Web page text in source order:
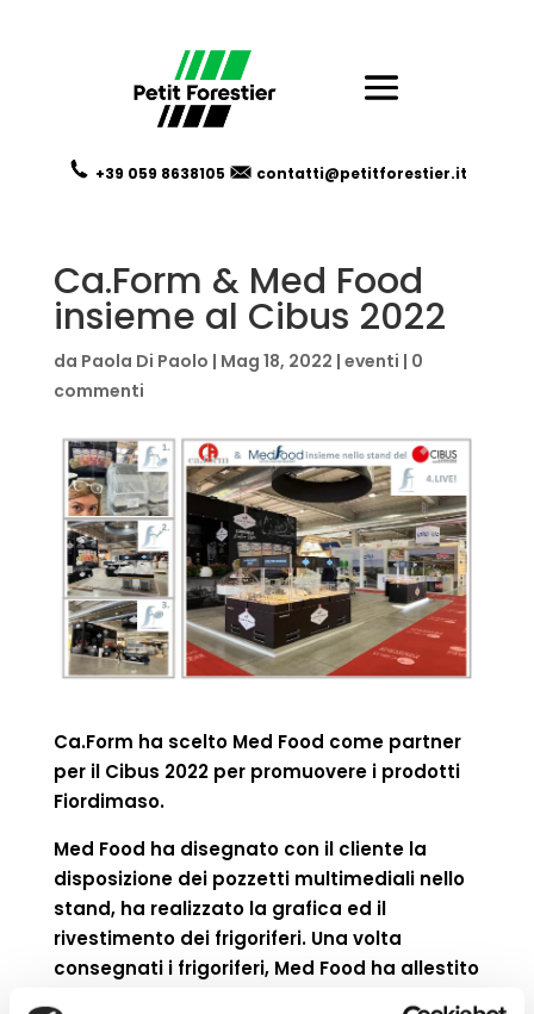
+39 059 8638105 contatti@petitforestier.it
Ca.Form & Med Food
insieme al Cibus 2022
da Paola Di Paolo | Mag 18, 2022 | eventi | 0
commenti
Ca.Form ha scelto Med Food come partner
per il Cibus 2022 per promuovere i prodotti
Fiordimaso.
Med Food ha disegnato con il cliente la
disposizione dei pozzetti multimediali nello
stand, ha realizzato la grafica ed il
rivestimento dei frigoriferi. Una volta
consegnati i frigoriferi, Med Food ha allestito